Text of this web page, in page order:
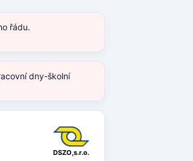
řádu.
dny-školní
DSZO,s.r.o.